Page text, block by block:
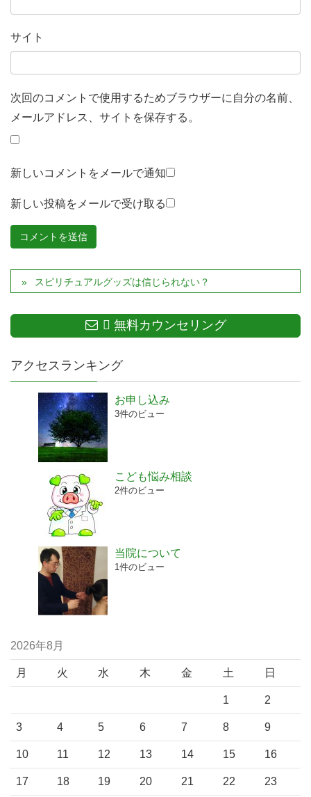
サイト
次回のコメントで使用するためブラウザーに自分の名前、
メールアドレス、サイトを保存する。
新しいコメントをメールで通知
新しい投稿をメールで受け取る
スピリチュアルグッズは信じられない？
無料カウンセリング
アクセスランキング
お申し込み
3件のビュー
こども悩み相談
2件のビュー
当院について
1件のビュー
2026年8月
月 火 水 木 金 土 日
1 2
3 4 5 6 7 8 9
10 11 12 13 14 15 16
17 18 19 20 21 22 23